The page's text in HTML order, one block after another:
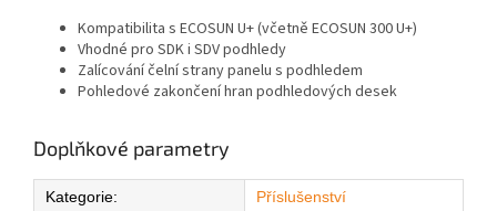
Kompatibilita s ECOSUN U+ (včetně ECOSUN 300 U+)
Vhodné pro SDK i SDV podhledy
Zalícování čelní strany panelu s podhledem
Pohledové zakončení hran podhledových desek
Doplňkové parametry
Kategorie:
Příslušenství